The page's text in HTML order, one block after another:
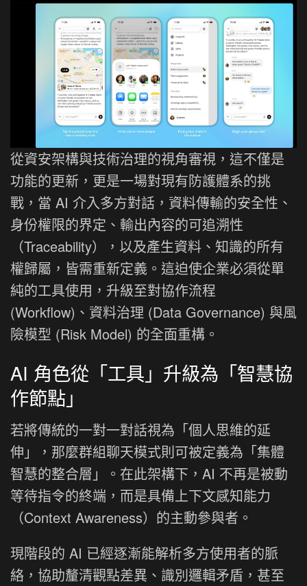
從資安架構與技術治理的視角審視，這不僅是
功能的更新，更是一場對現有防護體系的挑
戰，當 AI 介入多方對話，資料傳輸的安全性、
身份權限的界定、輸出內容的可追溯性
（Traceability），以及產生資料、知識的所有
權歸屬，皆需重新定義。這迫使企業必須從單
純的工具使用，升級至對協作流程
(Workflow)、資料治理 (Data Governance) 與風
險模型 (Risk Model) 的全面重構。
AI 角色從「工具」升級為「智慧協
作節點」
若將傳統的一對一對話視為「個人思維的延
伸」，那麼群組聊天模式則可被定義為「集體
智慧的整合層」。在此架構下，AI 不再是被動
等待指令的終端，而是具備上下文感知能力
（Context Awareness）的主動參與者。
現階段的 AI 已經逐漸能解析多方使用者的脈
絡，協助釐清觀點差異、識別邏輯矛盾，甚至